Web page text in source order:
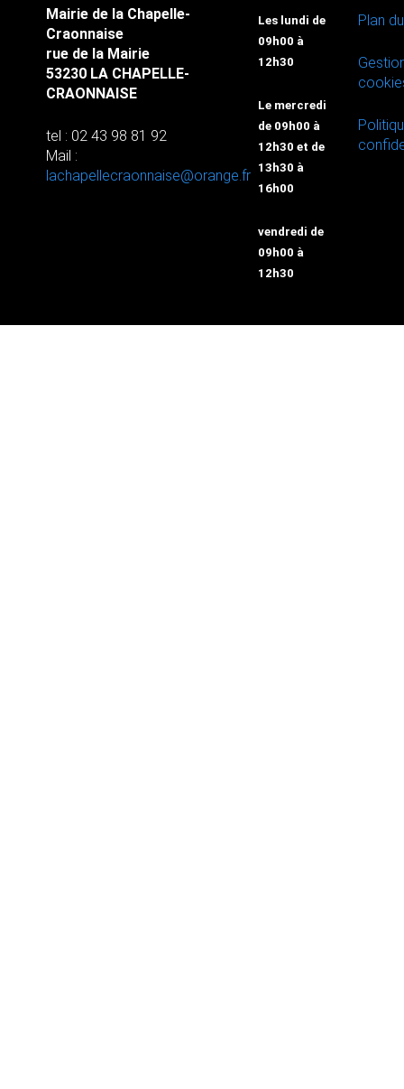
Mairie de la Chapelle-
Craonnaise
rue de la Mairie
53230 LA CHAPELLE-
CRAONNAISE
tel : 02 43 98 81 92
Mail :
lachapellecraonnaise@orange.fr
Les lundi de
09h00 à
12h30
Le mercredi
de 09h00 à
12h30 et de
13h30 à
16h00
vendredi de
09h00 à
12h30
Plan